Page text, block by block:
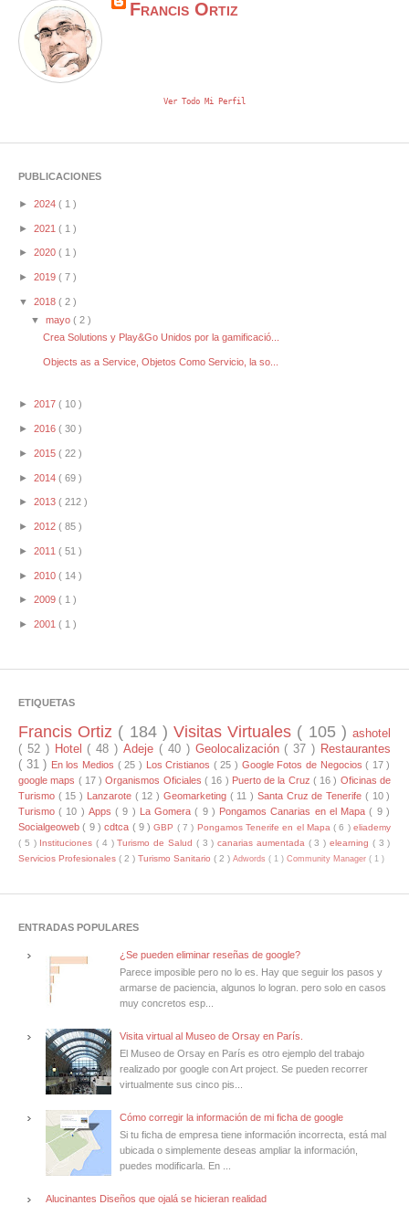
Francis Ortiz
Ver Todo Mi Perfil
PUBLICACIONES
► 2024 ( 1 )
► 2021 ( 1 )
► 2020 ( 1 )
► 2019 ( 7 )
▼ 2018 ( 2 )
▼mayo( 2 )
Crea Solutions y Play&Go Unidos por la gamificació...
Objects as a Service, Objetos Como Servicio, la so...
► 2017 ( 10 )
► 2016 ( 30 )
► 2015 ( 22 )
► 2014 ( 69 )
► 2013 ( 212 )
► 2012 ( 85 )
► 2011 ( 51 )
► 2010 ( 14 )
► 2009 ( 1 )
► 2001 ( 1 )
ETIQUETAS
Francis Ortiz ( 184 )Visitas Virtuales ( 105 )ashotel
( 52 ) Hotel ( 48 )Adeje ( 40 ) Geolocalización ( 37 ) Restaurantes
( 31 ) En los Medios ( 25 ) Los Cristianos ( 25 ) Google Fotos de Negocios( 17 )
google maps ( 17 )Organismos Oficiales ( 16 ) Puerto de la Cruz ( 16 ) Oficinas de
Turismo ( 15 ) Lanzarote ( 12 ) Geomarketing ( 11 ) Santa Cruz de Tenerife ( 10 )
Turismo( 10 ) Apps( 9 ) La Gomera( 9 ) Pongamos Canarias en el Mapa( 9 )
Socialgeoweb( 9 )cdtca ( 9 )GBP ( 7 ) Pongamos Tenerife en el Mapa( 6 )eliademy
( 5 ) Instituciones( 4 )Turismo de Salud ( 3 )canarias aumentada ( 3 ) elearning ( 3 )
Servicios Profesionales ( 2 ) Turismo Sanitario ( 2 ) Adwords ( 1 ) Community Manager ( 1 )
ENTRADAS POPULARES
¿Se pueden eliminar reseñas de google?
Parece imposible pero no lo es. Hay que seguir los pasos y
armarse de paciencia, algunos lo logran. pero solo en casos
muy concretos esp...
Visita virtual al Museo de Orsay en París.
El Museo de Orsay en París es otro ejemplo del trabajo
realizado por google con Art project. Se pueden recorrer
virtualmente sus cinco pis...
Cómo corregir la información de mi ficha de google
Si tu ficha de empresa tiene información incorrecta, está mal
ubicada o simplemente deseas ampliar la información,
puedes modificarla. En ...
Alucinantes Diseños que ojalá se hicieran realidad